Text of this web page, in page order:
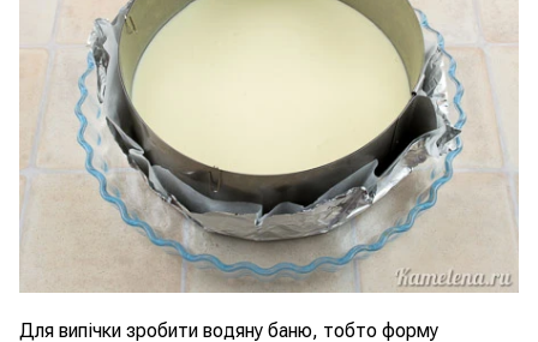
Для випічки зробити водяну баню, тобто форму